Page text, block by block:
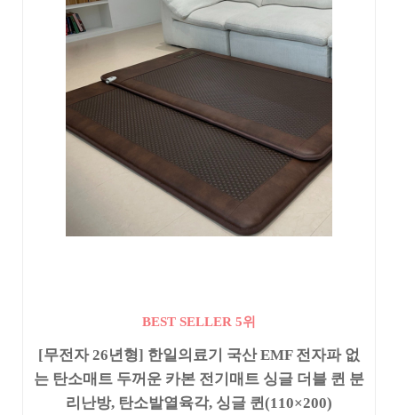
BEST SELLER 5위
[무전자 26년형] 한일의료기 국산 EMF 전자파 없
는 탄소매트 두꺼운 카본 전기매트 싱글 더블 퀸 분
리난방, 탄소발열육각, 싱글 퀸(110×200)